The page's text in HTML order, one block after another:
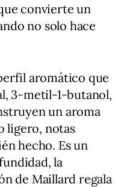
convierte un
no solo hace
aromático que
3-metil-1-butanol,
un aroma
ligero, notas
hecho. Es un
la
de Maillard regala